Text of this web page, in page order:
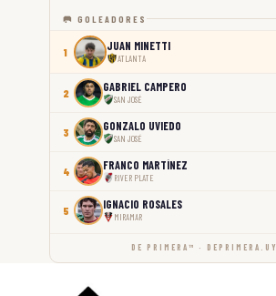
🥅 GOLEADORES
1 JUAN MINETTI
ATLANTA
2 GABRIEL CAMPERO
SAN JOSÉ
3 GONZALO UVIEDO
SAN JOSÉ
4 FRANCO MARTÍNEZ
RIVER PLATE
5 IGNACIO ROSALES
MIRAMAR
DE PRIMERA™ · DEPRIMERA.UY